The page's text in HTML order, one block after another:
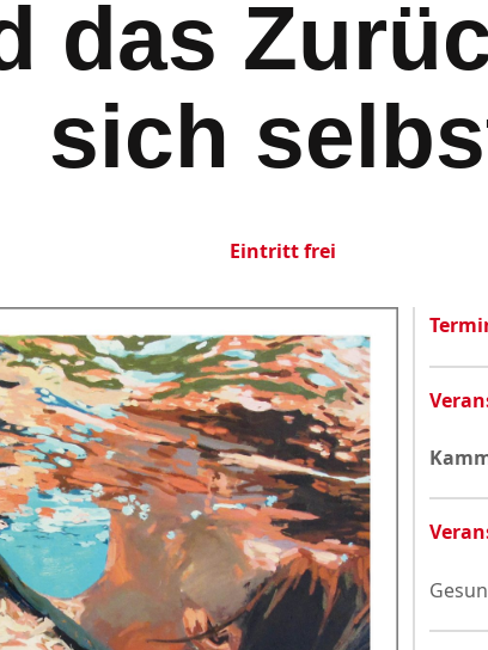
das
sich
Datenschutzerklärung
Eintritt frei